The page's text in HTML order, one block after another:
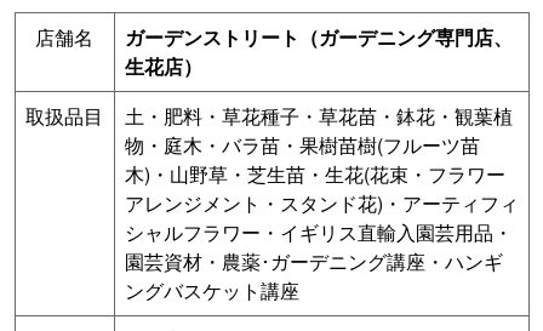
店舗名
ガーデンストリート（ガーデニング専門店、
生花店）
取扱品目
土・肥料・草花種子・草花苗・鉢花・観葉植
物・庭木・バラ苗・果樹苗樹(フルーツ苗
木)・山野草・芝生苗・生花(花束・フラワー
アレンジメント・スタンド花)・アーティフィ
シャルフラワー・イギリス直輸入園芸用品・
園芸資材・農薬･ガーデニング講座・ハンギ
ングバスケット講座